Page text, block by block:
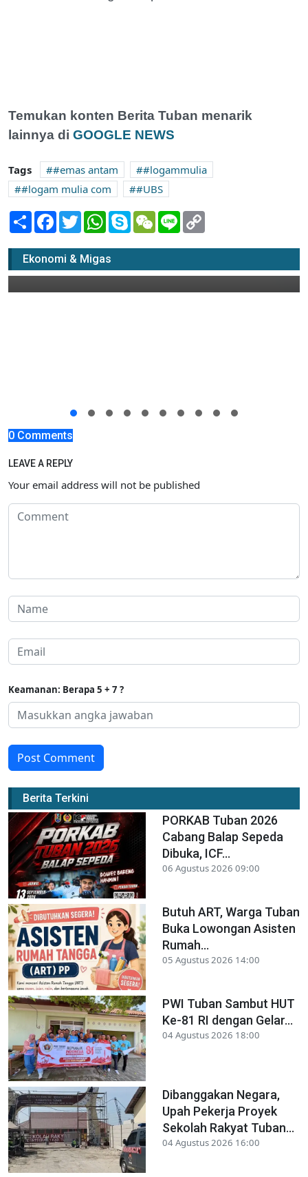
Temukan konten Berita Tuban menarik
lainnya di GOOGLE NEWS
Tags #emas antam
#logammulia
#logam mulia com
#UBS
Share Facebook
TwitterWhatsApp
SkypeWeChatLine
Ekonomi & Migas
4 Jenis Bahan Kebutuhan Pokok di Pasar
Tuban Naik
23 Desember 2022 06:00
0 Comments
LEAVE A REPLY
Your email address will not be published
Keamanan: Berapa 5 + 7 ?
Post Comment
Berita Terkini
PORKAB Tuban 2026
Cabang Balap Sepeda
Dibuka, ICF...
06 Agustus 2026 09:00
Butuh ART, Warga Tuban
Buka Lowongan Asisten
Rumah...
05 Agustus 2026 14:00
PWI Tuban Sambut HUT
Ke-81 RI dengan Gelar...
04 Agustus 2026 18:00
Dibanggakan Negara,
Upah Pekerja Proyek
Sekolah Rakyat Tuban...
04 Agustus 2026 16:00